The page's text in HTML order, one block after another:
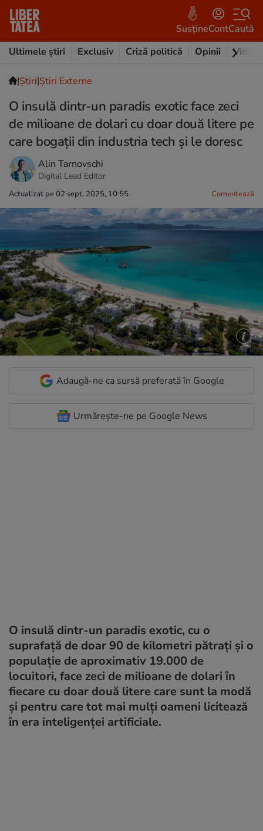
SusțineContCaută
Ultimele știri
Exclusiv Criză politică Opinii Video
|Ştiri|Știri Externe
O insulă dintr-un paradis exotic face zeci
de milioane de dolari cu doar două litere pe
care bogații din industria tech și le doresc
Alin Tarnovschi
Digital Lead Editor
Actualizat pe 02 sept. 2025, 10:55 Comentează
Adaugă-ne ca sursă preferată în Google
Urmărește-ne pe Google News
O insulă dintr-un paradis exotic, cu o
suprafață de doar 90 de kilometri pătrați și o
populație de aproximativ 19.000 de
locuitori, face zeci de milioane de dolari în
fiecare cu doar două litere care sunt la modă
și pentru care tot mai mulți oameni licitează
în era inteligenței artificiale.